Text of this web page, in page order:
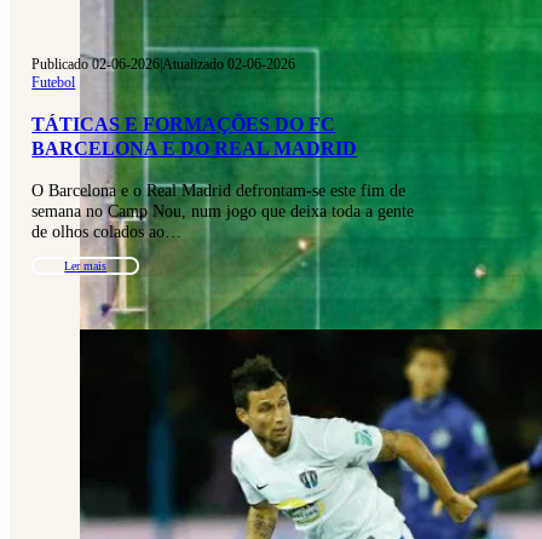
Publicado 02-06-2026|Atualizado 02-06-2026
Futebol
TÁTICAS E FORMAÇÕES DO FC
BARCELONA E DO REAL MADRID
O Barcelona e o Real Madrid defrontam-se este fim de
semana no Camp Nou, num jogo que deixa toda a gente
de olhos colados ao…
Ler mais